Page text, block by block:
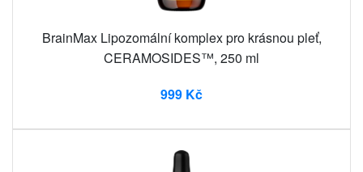
BrainMax Lipozomální komplex pro krásnou pleť,
CERAMOSIDES™, 250 ml
999 Kč